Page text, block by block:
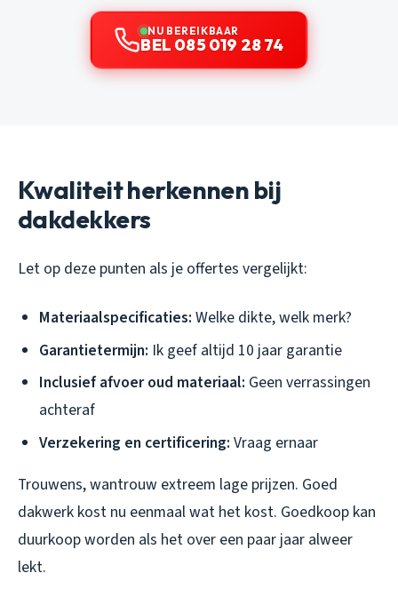
NU BEREIKBAAR
BEL 085 019 28 74
Kwaliteit herkennen bij
dakdekkers
Let op deze punten als je offertes vergelijkt:
Materiaalspecificaties: Welke dikte, welk merk?
Garantietermijn: Ik geef altijd 10 jaar garantie
Inclusief afvoer oud materiaal: Geen verrassingen
achteraf
Verzekering en certificering: Vraag ernaar
Trouwens, wantrouw extreem lage prijzen. Goed
dakwerk kost nu eenmaal wat het kost. Goedkoop kan
duurkoop worden als het over een paar jaar alweer
lekt.